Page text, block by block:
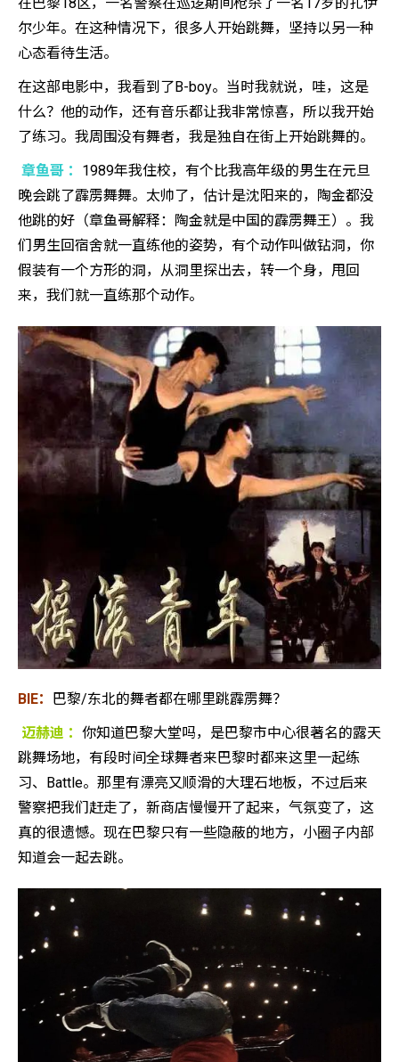
尔少年。在这种情况下，很多人开始跳舞，坚持以另一种
心态看待生活。
在这部电影中，我看到了B-boy。当时我就说，哇，这是
什么？他的动作，还有音乐都让我非常惊喜，所以我开始
了练习。我周围没有舞者，我是独自在街上开始跳舞的。
章鱼哥 ： 1989年我住校，有个比我高年级的男生在元旦
晚会跳了霹雳舞舞。太帅了，估计是沈阳来的，陶金都没
他跳的好（章鱼哥解释：陶金就是中国的霹雳舞王）。我
们男生回宿舍就一直练他的姿势，有个动作叫做钻洞，你
假装有一个方形的洞，从洞里探出去，转一个身，甩回
来，我们就一直练那个动作。
BIE： 巴黎/东北的舞者都在哪里跳霹雳舞？
迈赫迪 ： 你知道巴黎大堂吗，是巴黎市中心很著名的露天
跳舞场地，有段时间全球舞者来巴黎时都来这里一起练
习、Battle。那里有漂亮又顺滑的大理石地板，不过后来
警察把我们赶走了，新商店慢慢开了起来，气氛变了，这
真的很遗憾。现在巴黎只有一些隐蔽的地方，小圈子内部
知道会一起去跳。